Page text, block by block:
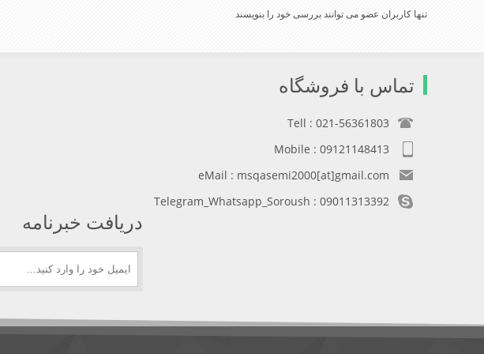
تنها کاربران عضو می توانند بررسی خود را بنویسند
تماس با فروشگاه
Tell : 021-56361803
Mobile : 09121148413
eMail : msqasemi2000[at]gmail.com
Telegram_Whatsapp_Soroush : 09011313392
دریافت خبرنامه